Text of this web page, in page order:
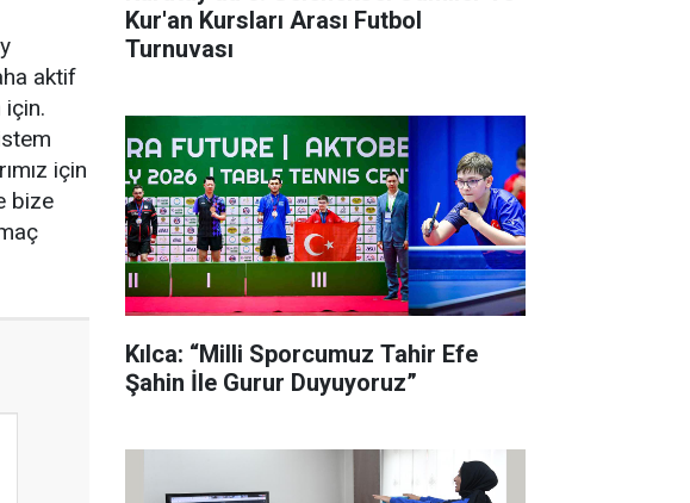
aktif
için
bize
Kur'an Kursları Arası Futbol
Turnuvası
Kılca: “Milli Sporcumuz Tahir Efe
Şahin İle Gurur Duyuyoruz”